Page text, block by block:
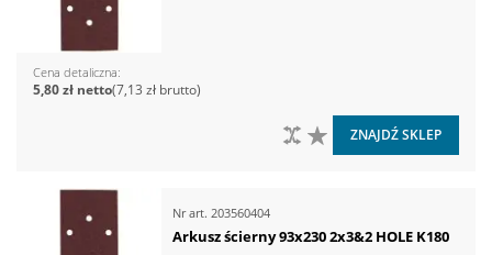
Cena detaliczna
7,13 zł
5,80 zł
DO LISTY ŻYCZEŃ
DO PORÓWNANIA
ZNAJDŹ SKLEP
Nr art. 203560404
Arkusz ścierny 93x230 2x3&2 HOLE K180